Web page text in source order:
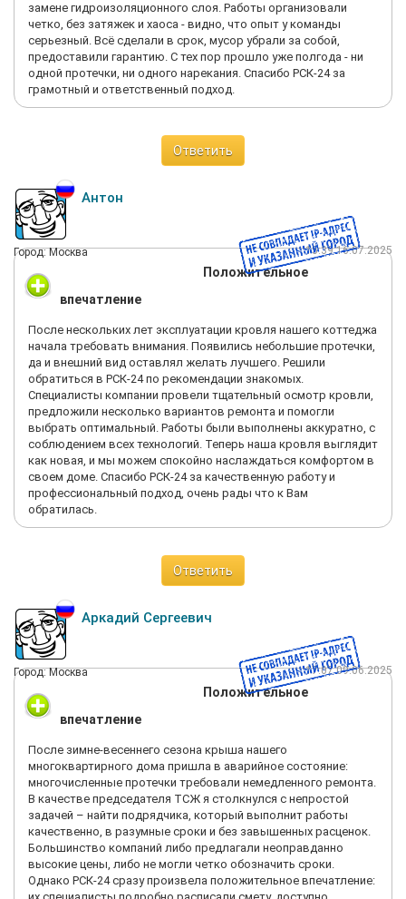
замене гидроизоляционного слоя. Работы организовали
четко, без затяжек и хаоса - видно, что опыт у команды
серьезный. Всё сделали в срок, мусор убрали за собой,
предоставили гарантию. С тех пор прошло уже полгода - ни
одной протечки, ни одного нарекания. Спасибо РСК-24 за
грамотный и ответственный подход.
Ответить
Антон
Город: Москва 15:39 16.07.2025
Положительное
впечатление
После нескольких лет эксплуатации кровля нашего коттеджа
начала требовать внимания. Появились небольшие протечки,
да и внешний вид оставлял желать лучшего. Решили
обратиться в РСК-24 по рекомендации знакомых.
Специалисты компании провели тщательный осмотр кровли,
предложили несколько вариантов ремонта и помогли
выбрать оптимальный. Работы были выполнены аккуратно, с
соблюдением всех технологий. Теперь наша кровля выглядит
как новая, и мы можем спокойно наслаждаться комфортом в
своем доме. Спасибо РСК-24 за качественную работу и
профессиональный подход, очень рады что к Вам
обратилась.
Ответить
Аркадий Сергеевич
Город: Москва 17:07 09.06.2025
Положительное
впечатление
После зимне-весеннего сезона крыша нашего
многоквартирного дома пришла в аварийное состояние:
многочисленные протечки требовали немедленного ремонта.
В качестве председателя ТСЖ я столкнулся с непростой
задачей – найти подрядчика, который выполнит работы
качественно, в разумные сроки и без завышенных расценок.
Большинство компаний либо предлагали неоправданно
высокие цены, либо не могли четко обозначить сроки.
Однако РСК-24 сразу произвела положительное впечатление: